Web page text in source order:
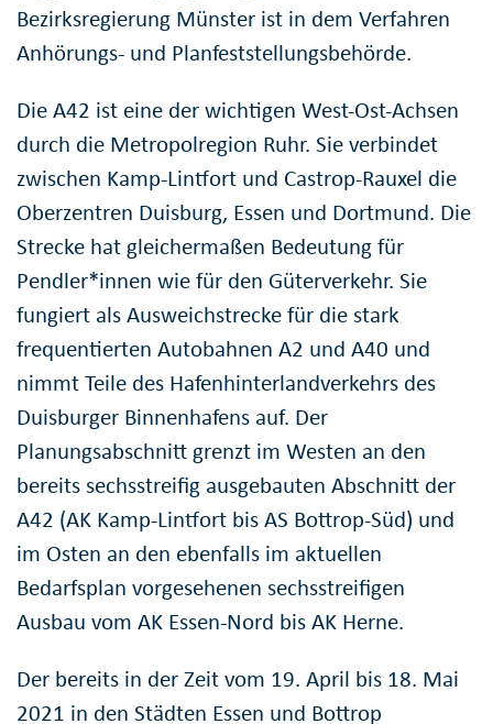
Bezirksregierung Münster ist in dem Verfahren
Anhörungs- und Planfeststellungsbehörde.
Die A42 ist eine der wichtigen West-Ost-Achsen
durch die Metropolregion Ruhr. Sie verbindet
zwischen Kamp-Lintfort und Castrop-Rauxel die
Oberzentren Duisburg, Essen und Dortmund. Die
Strecke hat gleichermaßen Bedeutung für
Pendler*innen wie für den Güterverkehr. Sie
fungiert als Ausweichstrecke für die stark
frequentierten Autobahnen A2 und A40 und
nimmt Teile des Hafenhinterlandverkehrs des
Duisburger Binnenhafens auf. Der
Planungsabschnitt grenzt im Westen an den
bereits sechsstreifig ausgebauten Abschnitt der
A42 (AK Kamp-Lintfort bis AS Bottrop-Süd) und
im Osten an den ebenfalls im aktuellen
Bedarfsplan vorgesehenen sechsstreifigen
Ausbau vom AK Essen-Nord bis AK Herne.
Der bereits in der Zeit vom 19. April bis 18. Mai
2021 in den Städten Essen und Bottrop